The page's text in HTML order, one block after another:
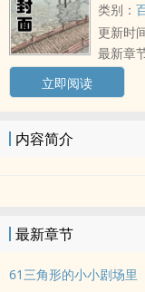
类别：
更新时
最新章
立即阅读
内容简介
最新章节
61三角形的小小剧场里